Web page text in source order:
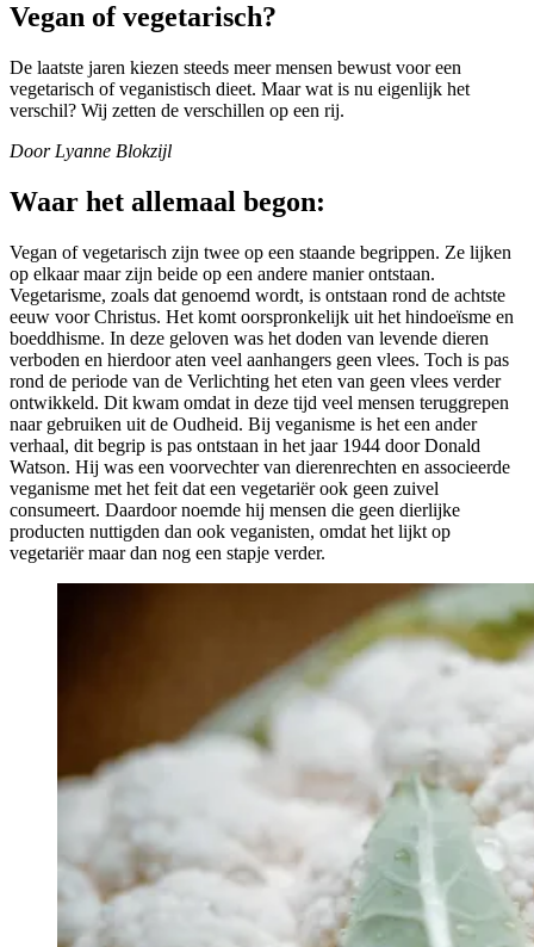
Vegan of vegetarisch?
De laatste jaren kiezen steeds meer mensen bewust voor een
vegetarisch of veganistisch dieet. Maar wat is nu eigenlijk het
verschil? Wij zetten de verschillen op een rij.
Door Lyanne Blokzijl
Waar het allemaal begon:
Vegan of vegetarisch zijn twee op een staande begrippen. Ze lijken
op elkaar maar zijn beide op een andere manier ontstaan.
Vegetarisme, zoals dat genoemd wordt, is ontstaan rond de achtste
eeuw voor Christus. Het komt oorspronkelijk uit het hindoeïsme en
boeddhisme. In deze geloven was het doden van levende dieren
verboden en hierdoor aten veel aanhangers geen vlees. Toch is pas
rond de periode van de Verlichting het eten van geen vlees verder
ontwikkeld. Dit kwam omdat in deze tijd veel mensen teruggrepen
naar gebruiken uit de Oudheid. Bij veganisme is het een ander
verhaal, dit begrip is pas ontstaan in het jaar 1944 door Donald
Watson. Hij was een voorvechter van dierenrechten en associeerde
veganisme met het feit dat een vegetariër ook geen zuivel
consumeert. Daardoor noemde hij mensen die geen dierlijke
producten nuttigden dan ook veganisten, omdat het lijkt op
vegetariër maar dan nog een stapje verder.